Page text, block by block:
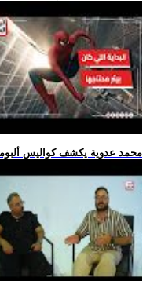
.. محمد عدوية يكشف كواليس